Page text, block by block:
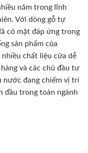
năm trong lĩnh
Với dòng gỗ tự
có mặt đáp ứng trong
sản phẩm của
chất liệu cửa dễ
và các chủ đầu tư
nước đang chiếm vị trí
đầu trong toàn ngành